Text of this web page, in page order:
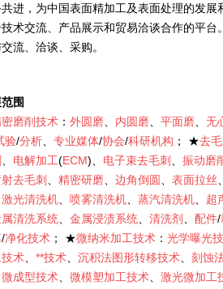
进，为中国表面精加工及表面处理的发
术交流、产品展示和贸易洽谈合作的平
流、洽谈、采购。
围
磨削技术 ： 外圆磨 内圆磨 平面磨 无
验/分析 专业媒体/协会/科研机构 ； ★去
电解加工(ECM)、 电子束去毛刺 振动磨
去毛刺
精密研磨 边角倒圆 表面拉丝
激光清洗机 喷雾清洗机 蒸汽清洗机 超
清洗系统
金属浸渍系统 清洗剂 配件/
/净化技术 ； ★微纳米加工技术 ： 光学曝光
术
**技术 沉积法图形转移技术 刻蚀
微成型技术 微模塑加工技术 激光微加工